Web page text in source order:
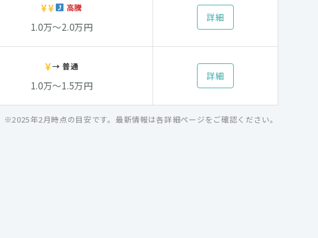
¥¥ 高騰
1.0万〜2.0万円
詳細
¥→ 普通
1.0万〜1.5万円
詳細
※2025年2月時点の目安です。最新情報は各詳細ページをご確認ください。